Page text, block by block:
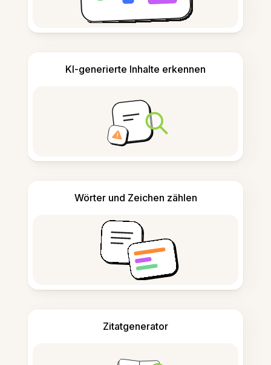
KI-generierte Inhalte erkennen
Wörter und Zeichen zählen
Zitatgenerator